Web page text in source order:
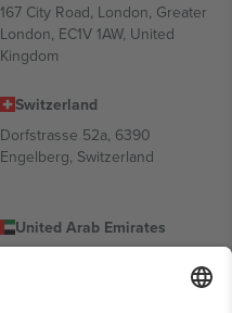
167 City Road, London, Greater
London, EC1V 1AW, United
Kingdom
Switzerland
Dorfstrasse 52a, 6390
Engelberg, Switzerland
United Arab Emirates
Building A1, Office 302, Dubai,